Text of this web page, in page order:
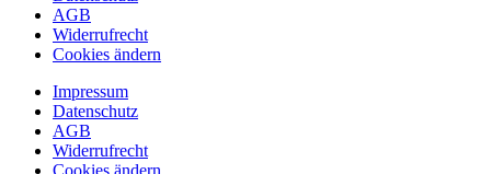
AGB
Widerrufrecht
Cookies ändern
Impressum
Datenschutz
AGB
Widerrufrecht